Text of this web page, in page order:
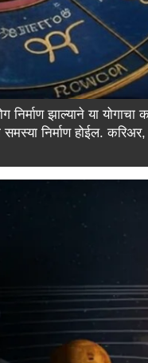
झाल्याने या योगाचा
निर्माण होईल.